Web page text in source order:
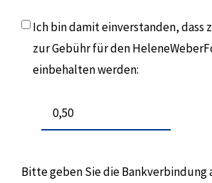
Ich bin damit einverstanden, dass
zur Gebühr für den
einbehalten werden:
Bitte geben Sie die Bankverbindung